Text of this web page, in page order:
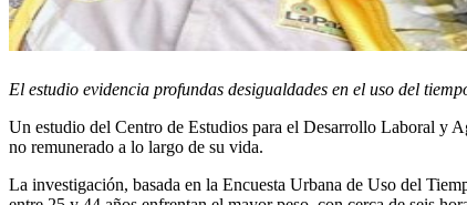
El estudio evidencia profundas desigualdades en el uso del
Un estudio del Centro de Estudios para el Desarrollo Laboral y
no remunerado a lo largo de su vida.
La investigación, basada en la Encuesta Urbana de Uso del